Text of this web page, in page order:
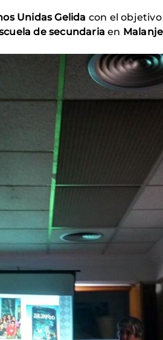
Unidas Gelida con el
de secundaria en